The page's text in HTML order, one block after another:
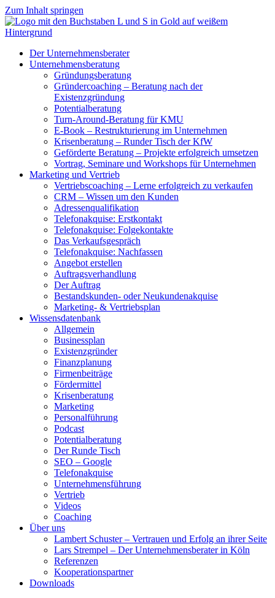
Zum Inhalt springen
Der Unternehmensberater
Unternehmensberatung
Gründungsberatung
Gründercoaching – Beratung nach der
Existenzgründung
Potentialberatung
Turn-Around-Beratung für KMU
E-Book – Restrukturierung im Unternehmen
Krisenberatung – Runder Tisch der KfW
Geförderte Beratung – Projekte erfolgreich umsetzen
Vortrag, Seminare und Workshops für Unternehmen
Marketing und Vertrieb
Vertriebscoaching – Lerne erfolgreich zu verkaufen
CRM – Wissen um den Kunden
Adressenqualifikation
Telefonakquise: Erstkontakt
Telefonakquise: Folgekontakte
Das Verkaufsgespräch
Telefonakquise: Nachfassen
Angebot erstellen
Auftragsverhandlung
Der Auftrag
Bestandskunden- oder Neukundenakquise
Marketing- & Vertriebsplan
Wissensdatenbank
Allgemein
Businessplan
Existenzgründer
Finanzplanung
Firmenbeiträge
Fördermittel
Krisenberatung
Marketing
Personalführung
Podcast
Potentialberatung
Der Runde Tisch
SEO – Google
Telefonakquise
Unternehmensführung
Vertrieb
Videos
Coaching
Über uns
Lambert Schuster – Vertrauen und Erfolg an ihrer Seite
Lars Strempel – Der Unternehmensberater in Köln
Referenzen
Kooperationspartner
Downloads